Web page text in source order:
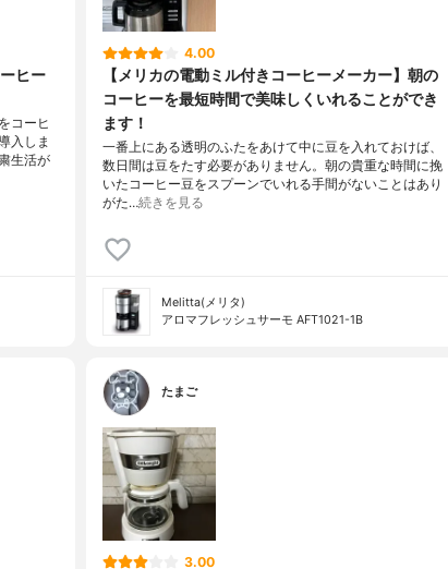
ヒー
コーヒ
入しま
生活が
4.00
【メリカの電動ミル付きコーヒーメーカー】朝の
コーヒーを最短時間で美味しくいれることができ
ます！
一番上にある透明のふたをあけて中に豆を入れておけば、
数日間は豆をたす必要がありません。朝の貴重な時間に挽
いたコーヒー豆をスプーンでいれる手間がないことはあり
がた…続きを見る
Melitta(メリタ)
アロマフレッシュサーモ AFT1021-1B
たまご
3.00